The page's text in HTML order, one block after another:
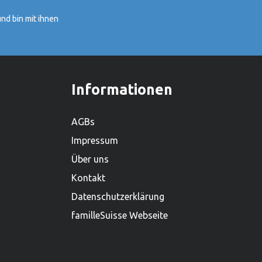
Holstein, und beschäftigt weltweit über
Sortiment von mehr als 2.000
Produkten ist es zudem einer der
bin mit ihnen
Informationen
AGBs
Impressum
Über uns
Kontakt
Datenschutzerklärung
familleSuisse Webseite